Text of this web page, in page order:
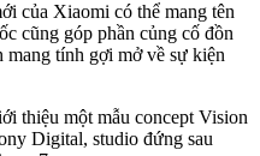
của Xiaomi có thể mang tên
cũng góp phần củng cố đồn
mang tính gợi mở về sự kiện
thiệu một mẫu concept Vision
Digital, studio đứng sau